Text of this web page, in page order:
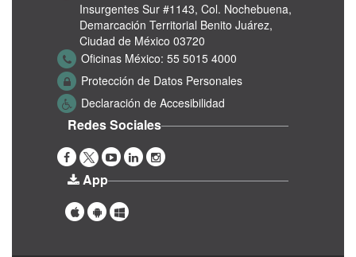
Insurgentes Sur #1143, Col. Nochebuena,
Demarcación Territorial Benito Juárez,
Ciudad de México 03720
Oficinas México: 55 5015 4000
Protección de Datos Personales
Declaración de Accesibilidad
Redes Sociales
App